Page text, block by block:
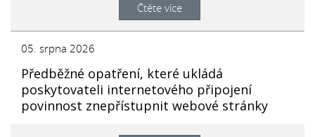
Čtěte více
05. srpna 2026
Předběžné opatření, které ukládá
poskytovateli internetového připojení
povinnost znepřístupnit webové stránky